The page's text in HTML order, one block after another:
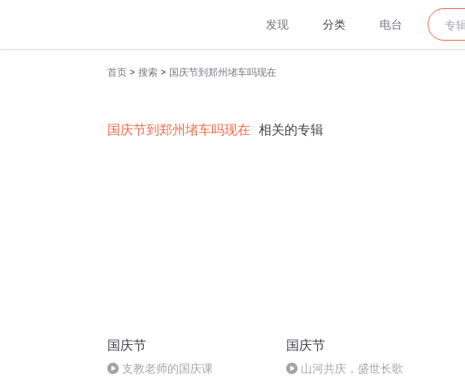
发现 分类 电台
首页 > 搜索 > 国庆节到郑州堵车吗现在
国庆节到郑州堵车吗现在 相关的专辑
国庆节
支教老师的国庆课
国庆节
山河共庆，盛世长歌